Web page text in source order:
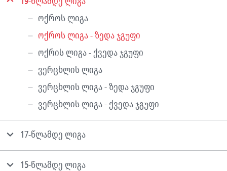
ოქროს ლიგა
ოქროს ლიგა - ზედა ჯგუფი
ოქრის ლიგა - ქვედა ჯგუფი
ვერცხლის ლიგა
ვერცხლის ლიგა - ზედა ჯგუფი
ვერცხლის ლიგა - ქვედა ჯგუფი
17-წლამდე ლიგა
15-წლამდე ლიგა